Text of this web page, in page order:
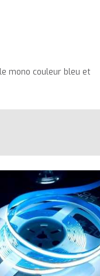
mono couleur bleu et